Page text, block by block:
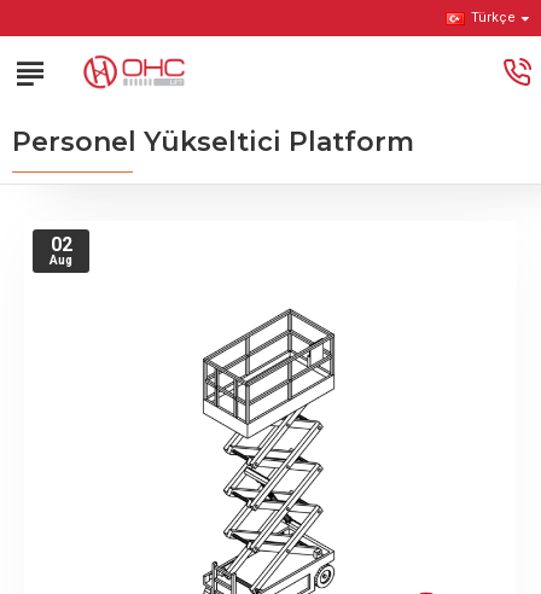
Türkçe
Personel Yükseltici Platform
02
Aug